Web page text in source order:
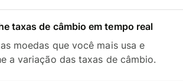
taxas de câmbio em tempo real
moedas que você mais usa e
a variação das taxas de câmbio.